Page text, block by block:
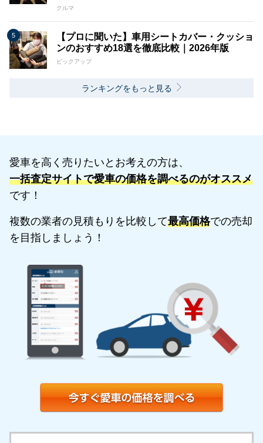
クルマ
【プロに聞いた】車用シートカバー・クッショ
ンのおすすめ18選を徹底比較｜2026年版
ピックアップ
ランキングをもっと見る
愛車を高く売りたいとお考えの方は、
一括査定サイトで愛車の価格を調べるのがオススメ
です！
複数の業者の見積もりを比較して最高価格での売却
を目指しましょう！